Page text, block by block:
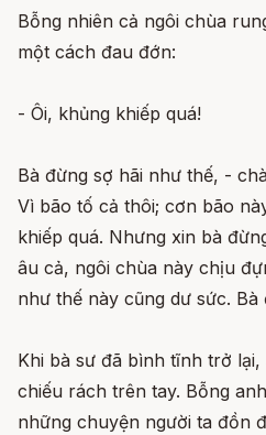
Bỗng nhiên cả ngôi chùa
một cách đau đớn:
- Ôi, khủng khiếp quá!
Bà đừng sợ hãi như thế, -
Vì bão tố cả thôi; cơn bão
khiếp quá. Nhưng xin bà
âu cả, ngôi chùa này chịu
như thế này cũng dư sức. Bà
Khi bà sư đã bình tĩnh trở
chiếu rách trên tay. Bỗng
những chuyện người ta đồn